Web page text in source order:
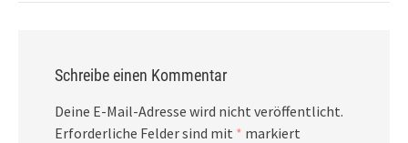
Schreibe einen Kommentar
Deine E-Mail-Adresse wird nicht veröffentlicht.
Erforderliche Felder sind mit * markiert